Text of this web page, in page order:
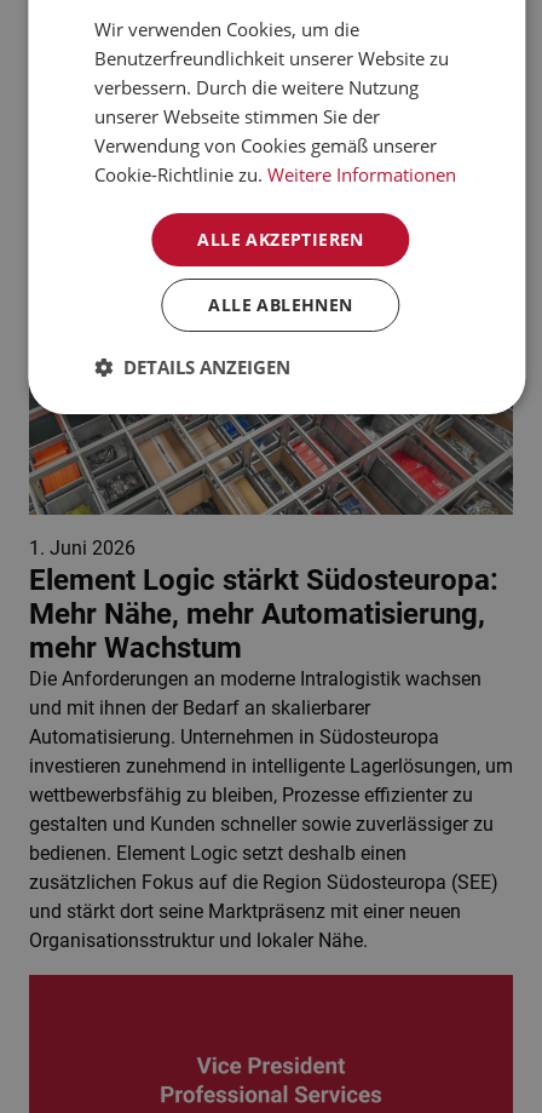
verarbeiten kann.
Jetzt mehr erfahren
Aktuelle News:
1. Juni 2026
Element Logic stärkt Südosteuropa:
Mehr Nähe, mehr Automatisierung,
mehr Wachstum
Die Anforderungen an moderne Intralogistik wachsen
und mit ihnen der Bedarf an skalierbarer
Automatisierung. Unternehmen in Südosteuropa
investieren zunehmend in intelligente Lagerlösungen, um
wettbewerbsfähig zu bleiben, Prozesse effizienter zu
gestalten und Kunden schneller sowie zuverlässiger zu
bedienen. Element Logic setzt deshalb einen
zusätzlichen Fokus auf die Region Südosteuropa (SEE)
und stärkt dort seine Marktpräsenz mit einer neuen
Organisationsstruktur und lokaler Nähe.
FRENCH
DANISH
POLISH
ITALIAN
ENGLISH
Wir verwenden Cookies, um die
Benutzerfreundlichkeit unserer Website zu
verbessern. Durch die weitere Nutzung
unserer Webseite stimmen Sie der
Verwendung von Cookies gemäß unserer
Cookie-Richtlinie zu. Weitere Informationen
ALLE AKZEPTIEREN
ALLE ABLEHNEN
DETAILS ANZEIGEN